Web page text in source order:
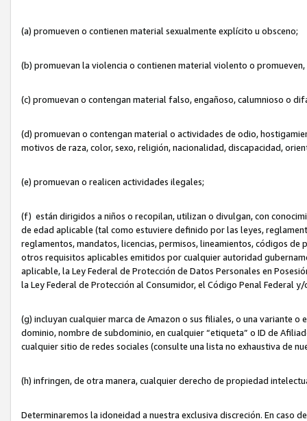
(a) promueven o contienen material sexualmente explícito u obsceno;
(b) promuevan la violencia o contienen material violento o
(c) promuevan o contengan material falso, engañoso, calumnioso o
(d) promuevan o contengan material o actividades de odio,
motivos de raza, color, sexo, religión, nacionalidad, discapacidad,
(e) promuevan o realicen actividades ilegales;
(f) están dirigidos a niños o recopilan, utilizan o divulgan, con
de edad aplicable (tal como estuviere definido por las leyes,
reglamentos, mandatos, licencias, permisos, lineamientos, códigos
otros requisitos aplicables emitidos por cualquier autoridad
aplicable, la Ley Federal de Protección de Datos Personales en
la Ley Federal de Protección al Consumidor, el Código Penal Federal
(g) incluyan cualquier marca de Amazon o sus filiales, o una variante
dominio, nombre de subdominio, en cualquier “etiqueta” o ID de
cualquier sitio de redes sociales (consulte una lista no exhaustiva de
(h) infringen, de otra manera, cualquier derecho de propiedad
Determinaremos la idoneidad a nuestra exclusiva discreción. En caso